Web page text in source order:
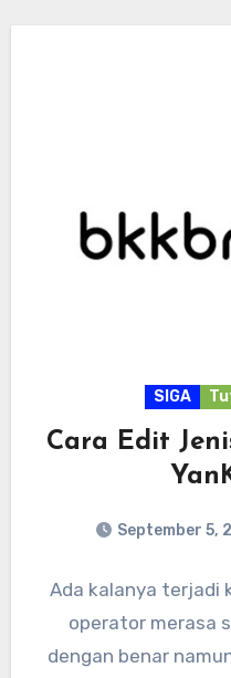
SIGA
Cara Edit
September 5,
Ada kalanya terjadi
operator merasa
dengan benar